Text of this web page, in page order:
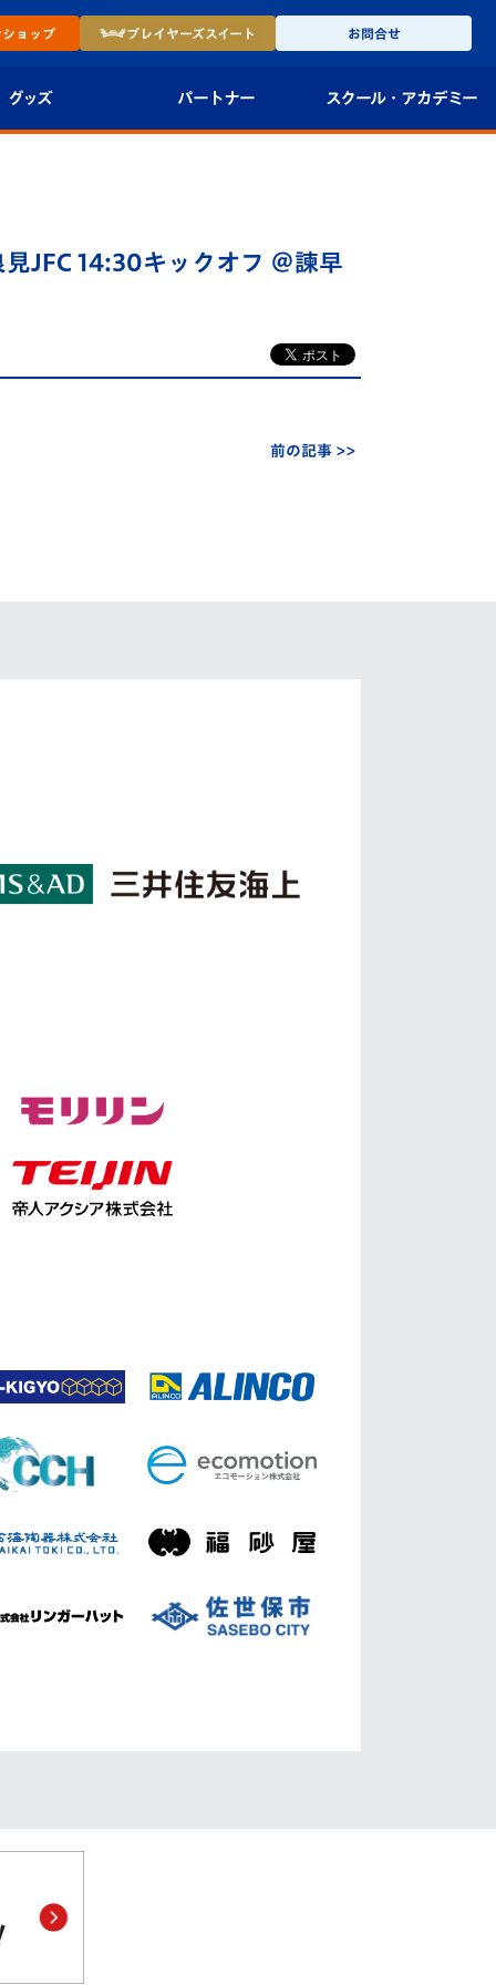
ショップ プレイヤーズスイート お問合せ
グッズ パートナー
法人限定 VIP BOX
スクール・ アカデミー
U-15
スクール
JFC 14:30キックオフ ＠諫早
前の記事 >>